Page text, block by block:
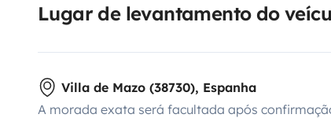
Lugar de levantamento do
Villa de Mazo (38730), Espanha
A morada exata será facultada após